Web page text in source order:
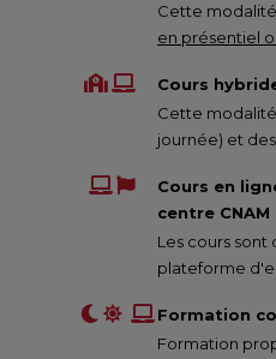
Cette
en présentiel
Cours
Cette
journée) et
Cours en
centre
Les cours sont
plateforme
Formation
Formation